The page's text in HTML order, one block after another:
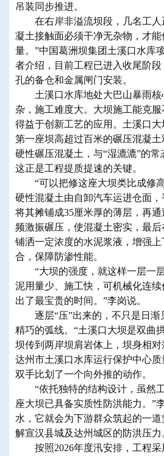
吊装同步推进。
在右岸非溢流坝段，几名工人
凝土接触面必须干净无杂物，才
量。”中国葛洲坝集团土溪口水库
者介绍，目前工程已进入收尾阶
孔的备仓和金属闸门安装。
土溪口水库地处大巴山暴雨核
杂，施工难度大。大坝施工能克服
得益于创新工艺的应用。土溪口
第一座坝高超过百米的碾压混凝
硬性碾压混凝土，与“湿漉漉”的
这正是工程提质提速的关键。
“可以把修这座大坝类比成修高
硬性混凝土由自卸汽车运进仓面
将其摊铺成35厘米厚的薄层，再
频激振碾压，使混凝土密实，最
铺洒一定浓度的水泥浆液，增强
合，保障防渗性能。
“大坝的强度，就这样一层一层
泥用量少、施工快，可机械化连
出了最宝贵的时间。”李岗说。
逐层“压”出来的，不只是日渐
精巧的弧线。“土溪口大坝是双曲
坝传到两岸坝肩岩体上，坝身相
达州市土溪口水库运行保护中心
双手比划了一个向外推的动作。
“依托独特的结构设计，虽然
座大坝已具备实质性防洪能力。”
水，它就会为下游群众筑起的一
解宣汉县城及达州城区的防洪压力
按照2026年度汛安排，工程采